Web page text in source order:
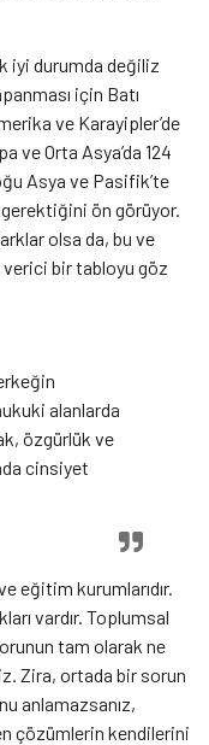
iyi durumda değiliz
için Batı
ve Karayipler’de
ve Orta Asya’da 124
Asya ve Pasifik’te
gerektiğini ön görüyor.
olsa da, bu ve
verici bir tabloyu göz
alanlarda
özgürlük ve
cinsiyet
eğitim kurumlarıdır.
vardır. Toplumsal
tam olarak ne
Zira, ortada bir sorun
anlamazsanız,
çözümlerin kendilerini